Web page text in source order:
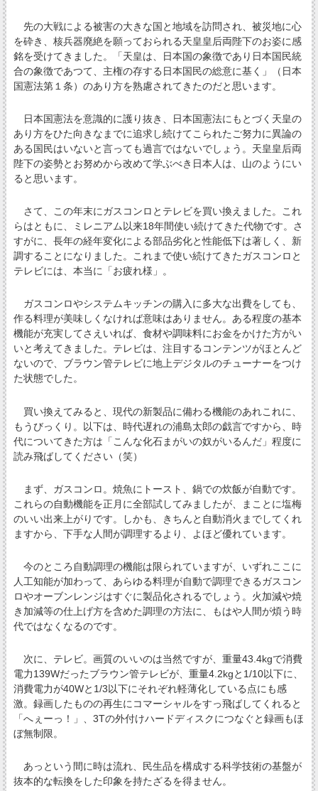
先の大戦による被害の大きな国と地域を訪問され、被災地に心
を砕き、核兵器廃絶を願っておられる天皇皇后両陛下のお姿に感
銘を受けてきました。「天皇は、日本国の象徴であり日本国民統
合の象徴であつて、主権の存する日本国民の総意に基く」（日本
国憲法第１条）のあり方を熟慮されてきたのだと思います。
日本国憲法を意識的に護り抜き、日本国憲法にもとづく天皇の
あり方をひた向きなまでに追求し続けてこられたご努力に異論の
ある国民はいないと言っても過言ではないでしょう。天皇皇后両
陛下の姿勢とお努めから改めて学ぶべき日本人は、山のようにい
ると思います。
さて、この年末にガスコンロとテレビを買い換えました。これ
らはともに、ミレニアム以来18年間使い続けてきた代物です。さ
すがに、長年の経年変化による部品劣化と性能低下は著しく、新
調することになりました。これまで使い続けてきたガスコンロと
テレビには、本当に「お疲れ様」。
ガスコンロやシステムキッチンの購入に多大な出費をしても、
作る料理が美味しくなければ意味はありません。ある程度の基本
機能が充実してさえいれば、食材や調味料にお金をかけた方がい
いと考えてきました。テレビは、注目するコンテンツがほとんど
ないので、ブラウン管テレビに地上デジタルのチューナーをつけ
た状態でした。
買い換えてみると、現代の新製品に備わる機能のあれこれに、
もうびっくり。以下は、時代遅れの浦島太郎の戯言ですから、時
代についてきた方は「こんな化石まがいの奴がいるんだ」程度に
読み飛ばしてください（笑）
まず、ガスコンロ。焼魚にトースト、鍋での炊飯が自動です。
これらの自動機能を正月に全部試してみましたが、まことに塩梅
のいい出来上がりです。しかも、きちんと自動消火までしてくれ
ますから、下手な人間が調理するより、よほど優れています。
今のところ自動調理の機能は限られていますが、いずれここに
人工知能が加わって、あらゆる料理が自動で調理できるガスコン
ロやオーブンレンジはすぐに製品化されるでしょう。火加減や焼
き加減等の仕上げ方を含めた調理の方法に、もはや人間が煩う時
代ではなくなるのです。
次に、テレビ。画質のいいのは当然ですが、重量43.4kgで消費
電力139Wだったブラウン管テレビが、重量4.2kgと1/10以下に、
消費電力が40Wと1/3以下にそれぞれ軽薄化している点にも感
激。録画したものの再生にコマーシャルをすっ飛ばしてくれると
「へぇーっ！」、3Tの外付けハードディスクにつなぐと録画もほ
ぼ無制限。
あっという間に時は流れ、民生品を構成する科学技術の基盤が
抜本的な転換をした印象を持たざるを得ません。